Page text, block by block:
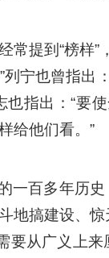
常提到“榜样
宁也曾指出
也指出：“要
给他们看。”
一百多年历
地搞建设、
要从广义上